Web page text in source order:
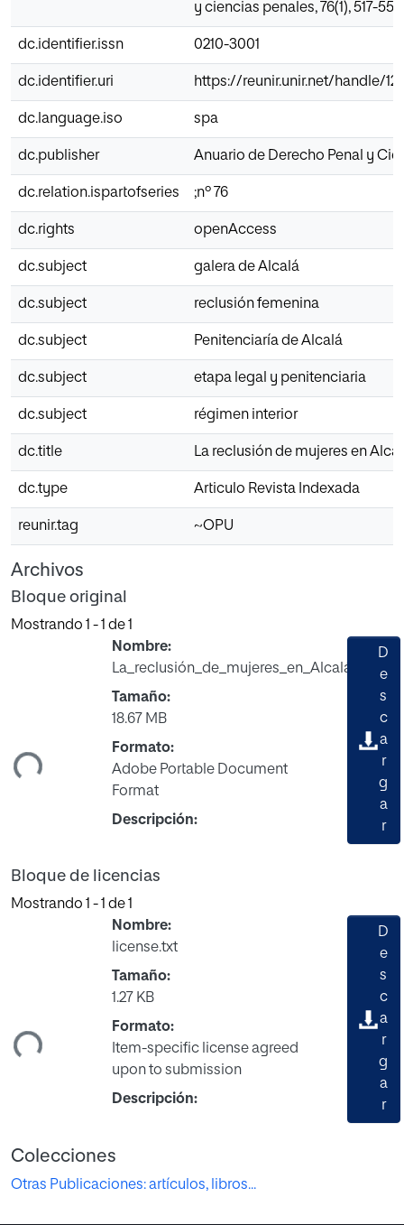
y ciencias penales, 76(1), 517-559.
dc.identifier.issn 0210-3001
dc.identifier.uri https://reunir.unir.net/handle/
dc.language.iso spa
dc.publisher Anuario de Derecho Penal y
dc.relation.ispartofseries ;nº 76
dc.rights openAccess
dc.subject galera de Alcalá
dc.subject reclusión femenina
dc.subject Penitenciaría de Alcalá
dc.subject etapa legal y penitenciaria
dc.subject régimen interior
dc.title La reclusión de mujeres en
dc.type Articulo Revista Indexada
reunir.tag ~OPU
Archivos
Bloque original
Mostrando 1 - 1 de 1
Nombre:
La_reclusión_de_mujeres_en_Alcalá.pdf
Tamaño:
18.67 MB
Formato:
Adobe Portable Document
Format
Descripción:
D
e
s
c
a
r
g
a
r
Bloque de licencias
Mostrando 1 - 1 de 1
Nombre:
license.txt
Tamaño:
1.27 KB
Formato:
Item-specific license agreed
upon to submission
Descripción:
D
e
s
c
a
r
g
a
r
Colecciones
Otras Publicaciones: artículos, libros...